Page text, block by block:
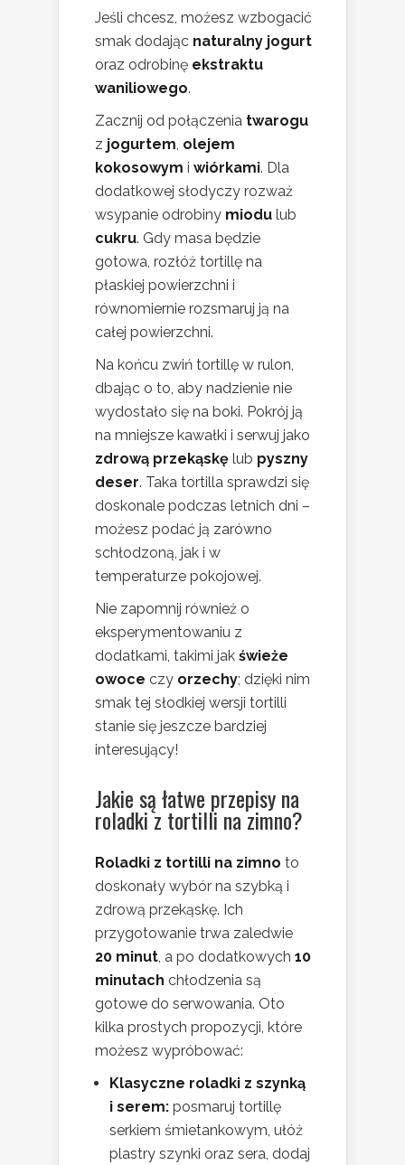
Jeśli chcesz, możesz wzbogacić
smak dodając naturalny jogurt
oraz odrobinę ekstraktu
waniliowego.
Zacznij od połączenia twarogu
z jogurtem, olejem
kokosowym i wiórkami. Dla
dodatkowej słodyczy rozważ
wsypanie odrobiny miodu lub
cukru. Gdy masa będzie
gotowa, rozłóż tortillę na
płaskiej powierzchni i
równomiernie rozsmaruj ją na
całej powierzchni.
Na końcu zwiń tortillę w rulon,
dbając o to, aby nadzienie nie
wydostało się na boki. Pokrój ją
na mniejsze kawałki i serwuj jako
zdrową przekąskę lub pyszny
deser. Taka tortilla sprawdzi się
doskonale podczas letnich dni –
możesz podać ją zarówno
schłodzoną, jak i w
temperaturze pokojowej.
Nie zapomnij również o
eksperymentowaniu z
dodatkami, takimi jak świeże
owoce czy orzechy; dzięki nim
smak tej słodkiej wersji tortilli
stanie się jeszcze bardziej
interesujący!
Jakie są łatwe przepisy na
roladki z tortilli na zimno?
Roladki z tortilli na zimno to
doskonały wybór na szybką i
zdrową przekąskę. Ich
przygotowanie trwa zaledwie
20 minut, a po dodatkowych 10
minutach chłodzenia są
gotowe do serwowania. Oto
kilka prostych propozycji, które
możesz wypróbować:
Klasyczne roladki z szynką
i serem: posmaruj tortillę
serkiem śmietankowym, ułóż
plastry szynki oraz sera, dodaj